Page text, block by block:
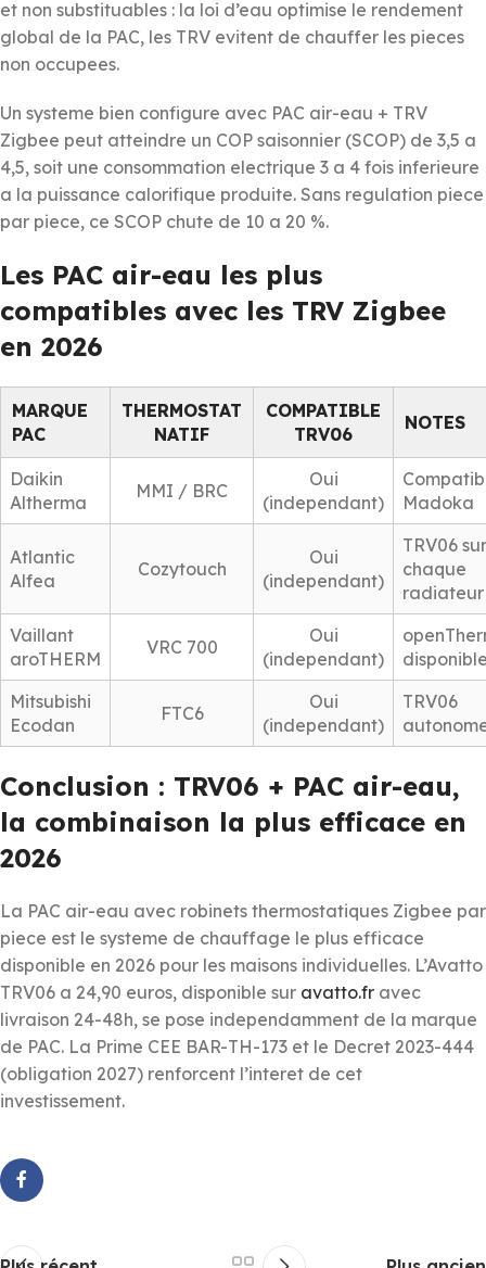
et non substituables : la loi d’eau optimise le rendement
global de la PAC, les TRV evitent de chauffer les pieces
non occupees.
Un systeme bien configure avec PAC air-eau + TRV
Zigbee peut atteindre un COP saisonnier (SCOP) de 3,5 a
4,5, soit une consommation electrique 3 a 4 fois inferieure
a la puissance calorifique produite. Sans regulation piece
par piece, ce SCOP chute de 10 a 20 %.
Les PAC air-eau les plus
compatibles avec les TRV Zigbee
en 2026
MARQUE
PAC
THERMOSTAT
NATIF
COMPATIBLE
TRV06
NOTES
Daikin
Altherma
MMI / BRC
Oui
(independant)
Madoka
Atlantic
Alfea
Cozytouch
Oui
(independant)
TRV06 sur
chaque
radiateur
Vaillant
aroTHERM
VRC 700
Oui
(independant)
Mitsubishi
Ecodan
FTC6
Oui
(independant)
TRV06
Conclusion : TRV06 + PAC air-eau,
la combinaison la plus efficace en
2026
La PAC air-eau avec robinets thermostatiques Zigbee par
piece est le systeme de chauffage le plus efficace
disponible en 2026 pour les maisons individuelles. L’Avatto
TRV06 a 24,90 euros, disponible sur avatto.fr avec
livraison 24-48h, se pose independamment de la marque
de PAC. La Prime CEE BAR-TH-173 et le Decret 2023-444
(obligation 2027) renforcent l’interet de cet
investissement.